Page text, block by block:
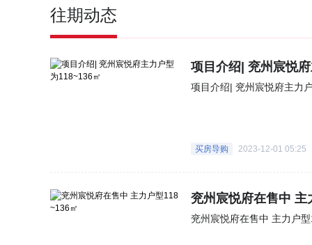
往期动态
项目介绍| 兖州宸悦
项目介绍| 兖州宸悦府主力
买房导购 2023-12-01 05:25
兖州宸悦府在售中 主
兖州宸悦府在售中 主力户